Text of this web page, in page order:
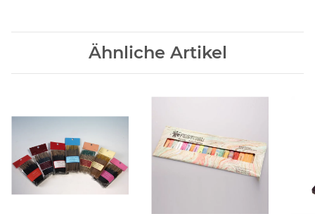
Ähnliche Artikel